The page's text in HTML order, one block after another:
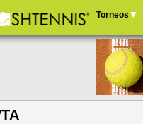
principal
Torneos